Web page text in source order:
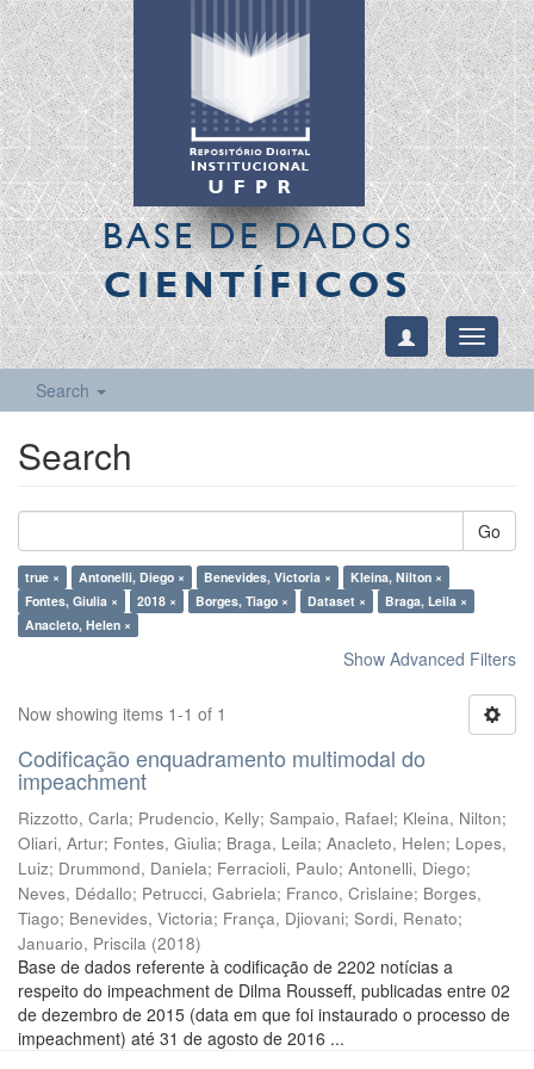
BASE DE DADOS
CIENTÍFICOS
Toggle
Search
Search
Go
true × Antonelli, Diego × Benevides, Victoria ×
Kleina, Nilton ×
Fontes, Giulia ×
2018 × Borges, Tiago × Dataset ×
Braga, Leila ×
Anacleto, Helen ×
Show Advanced Filters
Now showing items 1-1 of 1
Codificação enquadramento multimodal do
impeachment
Rizzotto, Carla; Prudencio, Kelly; Sampaio, Rafael; Kleina, Nilton;
Oliari, Artur; Fontes, Giulia; Braga, Leila; Anacleto, Helen; Lopes,
Luiz; Drummond, Daniela; Ferracioli, Paulo; Antonelli, Diego;
Neves, Dédallo; Petrucci, Gabriela; Franco, Crislaine; Borges,
Tiago; Benevides, Victoria; França, Djiovani; Sordi, Renato;
Januario, Priscila (2018)
Base de dados referente à codificação de 2202 notícias a
respeito do impeachment de Dilma Rousseff, publicadas entre 02
de dezembro de 2015 (data em que foi instaurado o processo de
impeachment) até 31 de agosto de 2016 ...